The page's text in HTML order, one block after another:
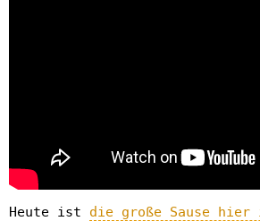
Heute ist die große Sause